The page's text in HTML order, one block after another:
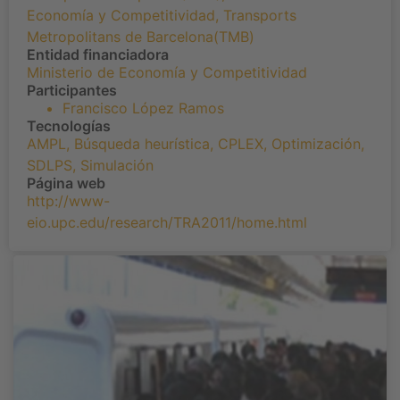
Economía y Competitividad, Transports
Metropolitans de Barcelona(TMB)
Entidad financiadora
Ministerio de Economía y Competitividad
Participantes
Francisco López Ramos
Tecnologías
AMPL , Búsqueda heurística, CPLEX, Optimización,
SDLPS, Simulación
Página web
http://www-
eio.upc.edu/research/TRA2011/home.html